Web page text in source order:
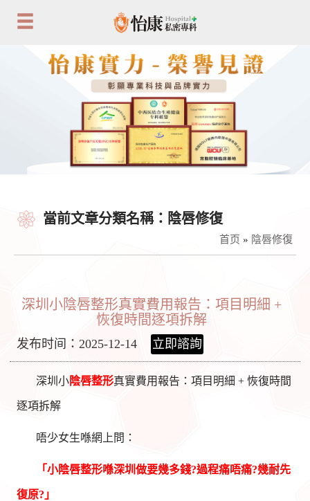
當前文章分類名稱：陰唇修復
首页 » 陰唇修復
深圳小陰唇整形真實費用報告：項目明細 +
恢復時間逐項拆解
发布时间：2025-12-14 立即諮詢
深圳小陰唇整形真實費用報告：項目明細 + 恢復時間
逐項拆解
唔少女生喺網上問：
「小陰唇整形喺深圳做要幾多錢?過程痛唔痛?幾耐先
復原?」